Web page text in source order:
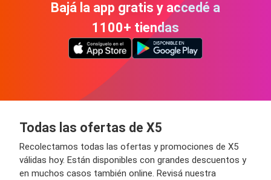
Bajá la app gratis y accedé a
1100+ tiendas
Todas las ofertas de X5
Recolectamos todas las ofertas y promociones de X5
válidas hoy. Están disponibles con grandes descuentos y
en muchos casos también online. Revisá nuestra